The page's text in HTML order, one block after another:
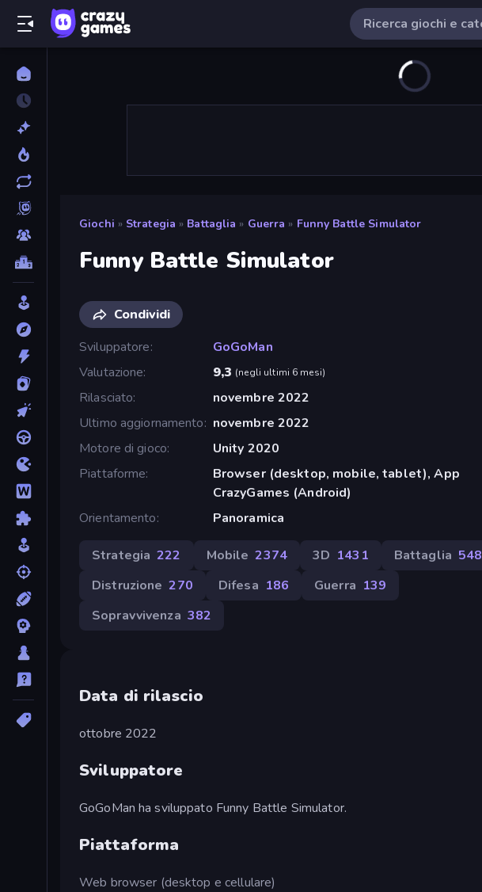
Giochi » Strategia » Battaglia » Guerra » Funny Battle Simulator
Funny Battle Simulator
Condividi
Sviluppatore
GoGoMan
Valutazione
9,3 (negli ultimi 6 mesi)
Rilasciato
novembre 2022
Ultimo aggiornamento
novembre 2022
Motore di gioco
Unity 2020
Piattaforme
Browser (desktop, mobile, tablet), App
CrazyGames (Android)
Orientamento
Panoramica
Strategia 222 Mobile 2374 3D 1431 Battaglia 548
Distruzione 270 Difesa 186 Guerra 139
Sopravvivenza 382
Data di rilascio
ottobre 2022
Sviluppatore
GoGoMan ha sviluppato Funny Battle Simulator.
Piattaforma
Web browser (desktop e cellulare)